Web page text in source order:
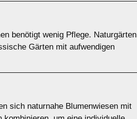
benötigt wenig Pflege. Naturgärten
Gärten mit aufwendigen
sich naturnahe Blumenwiesen mit